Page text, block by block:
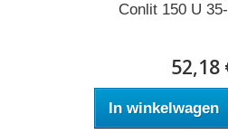
Conlit 150 U
52,18
In winkelwagen